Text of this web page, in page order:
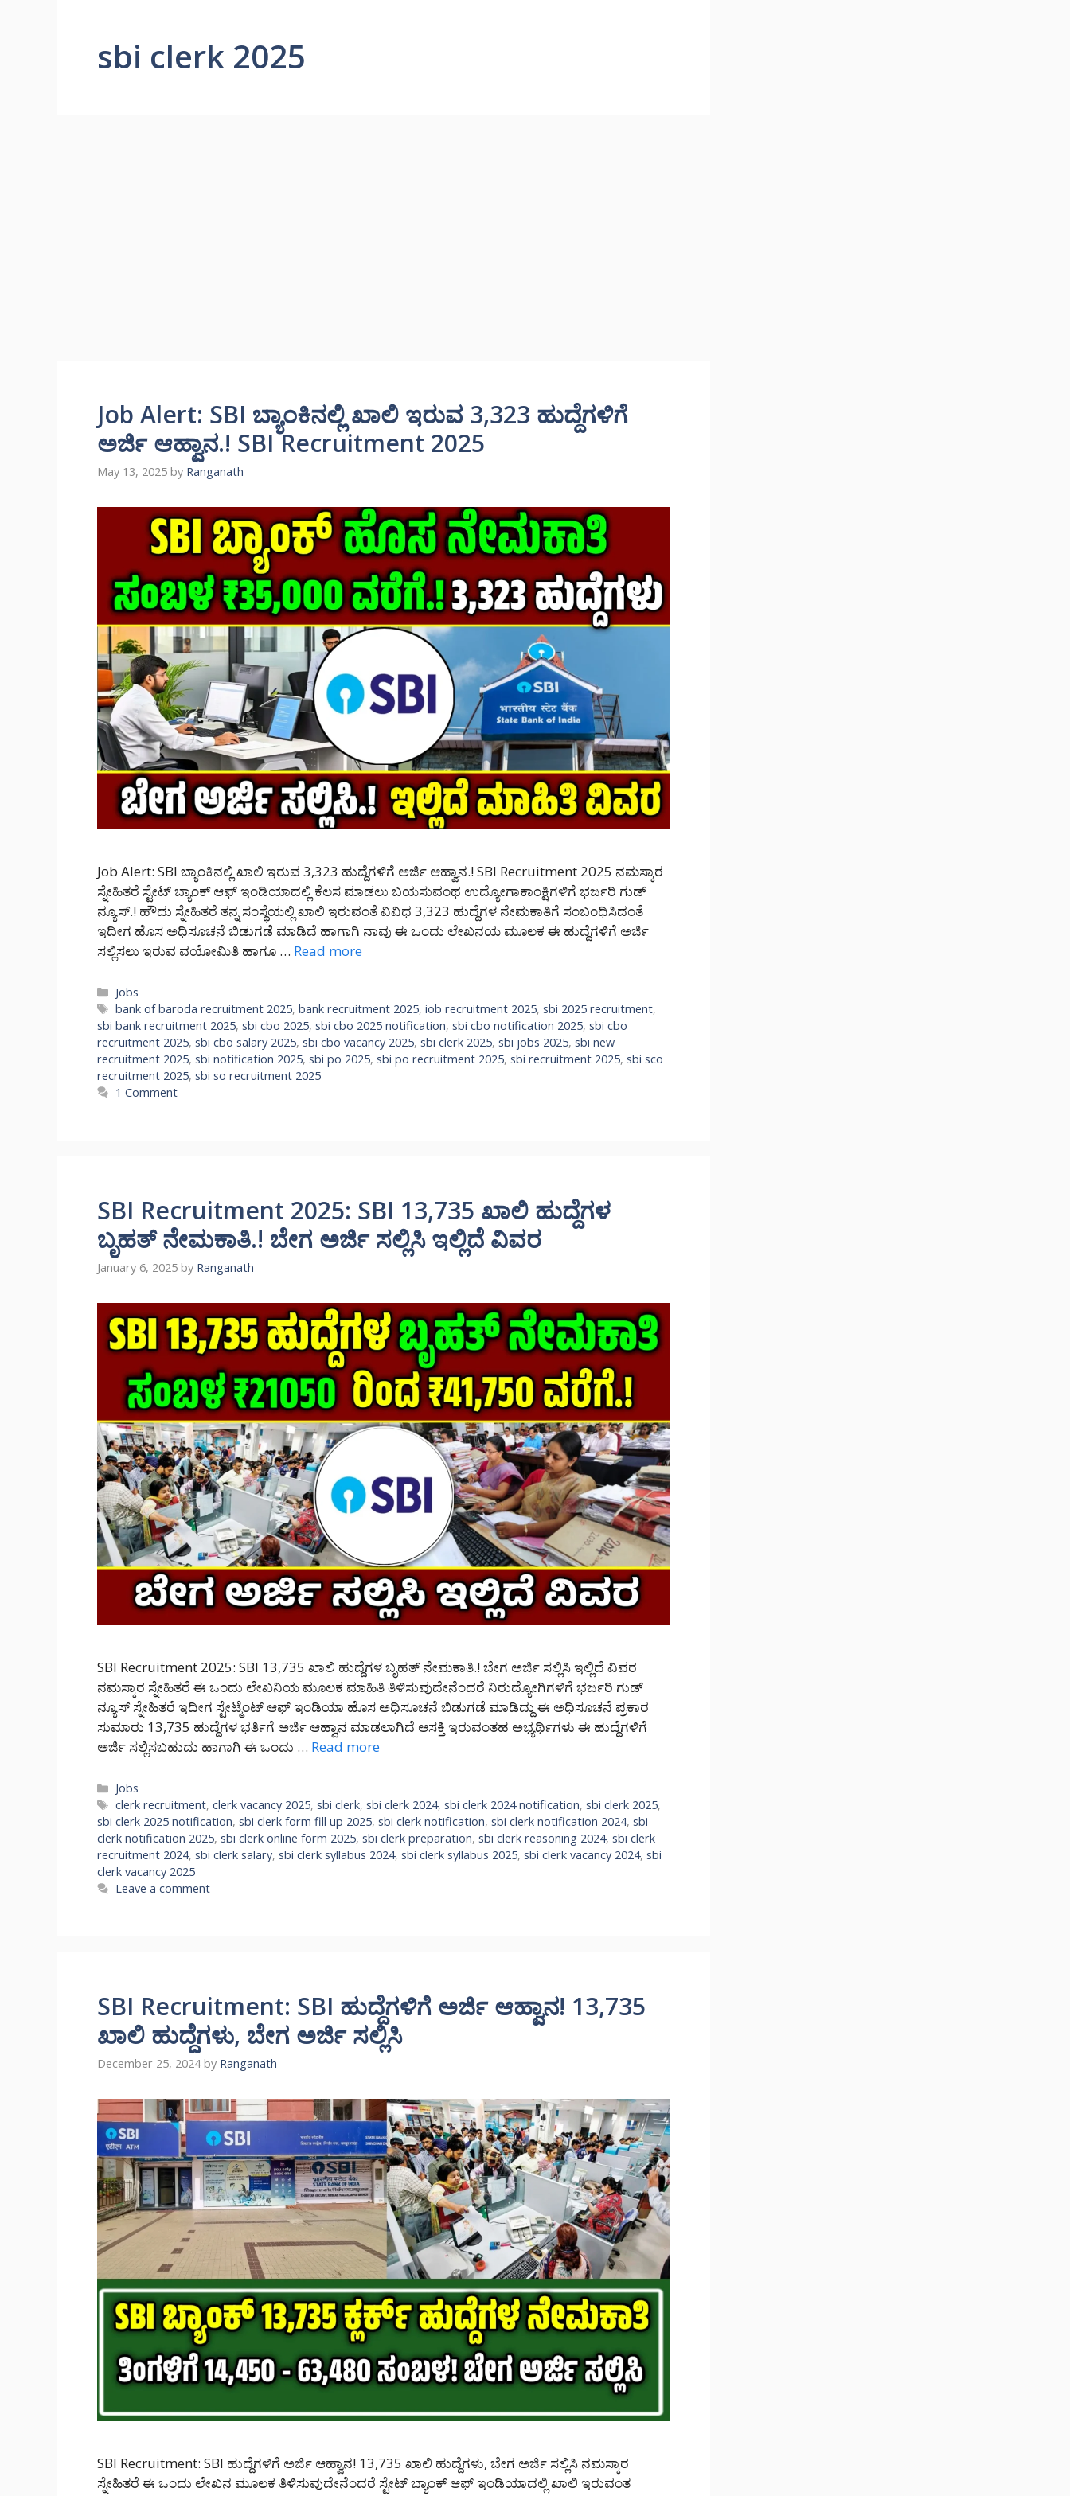
sbi clerk 2025
Job Alert: SBI ಬ್ಯಾಂಕಿನಲ್ಲಿ ಖಾಲಿ ಇರುವ 3,323 ಹುದ್ದೆಗಳಿಗೆ
ಅರ್ಜಿ ಆಹ್ವಾನ.! SBI Recruitment 2025
May 13, 2025 by Ranganath
Job Alert: SBI ಬ್ಯಾಂಕಿನಲ್ಲಿ ಖಾಲಿ ಇರುವ 3,323 ಹುದ್ದೆಗಳಿಗೆ ಅರ್ಜಿ ಆಹ್ವಾನ.! SBI Recruitment 2025 ನಮಸ್ಕಾರ
ಸ್ನೇಹಿತರೆ ಸ್ಟೇಟ್ ಬ್ಯಾಂಕ್ ಆಫ್ ಇಂಡಿಯಾದಲ್ಲಿ ಕೆಲಸ ಮಾಡಲು ಬಯಸುವಂಥ ಉದ್ಯೋಗಾಕಾಂಕ್ಷಿಗಳಿಗೆ ಭರ್ಜರಿ ಗುಡ್
ನ್ಯೂಸ್.! ಹೌದು ಸ್ನೇಹಿತರೆ ತನ್ನ ಸಂಸ್ಥೆಯಲ್ಲಿ ಖಾಲಿ ಇರುವಂತೆ ವಿವಿಧ 3,323 ಹುದ್ದೆಗಳ ನೇಮಕಾತಿಗೆ ಸಂಬಂಧಿಸಿದಂತೆ
ಇದೀಗ ಹೊಸ ಅಧಿಸೂಚನೆ ಬಿಡುಗಡೆ ಮಾಡಿದೆ ಹಾಗಾಗಿ ನಾವು ಈ ಒಂದು ಲೇಖನಯ ಮೂಲಕ ಈ ಹುದ್ದೆಗಳಿಗೆ ಅರ್ಜಿ
ಸಲ್ಲಿಸಲು ಇರುವ ವಯೋಮಿತಿ ಹಾಗೂ … Read more
Categories
Jobs
Tags
bank of baroda recruitment 2025,bank recruitment 2025,iob recruitment 2025,sbi 2025 recruitment,
sbi bank recruitment 2025, sbi cbo 2025, sbi cbo 2025 notification, sbi cbo notification 2025, sbi cbo
recruitment 2025, sbi cbo salary 2025, sbi cbo vacancy 2025, sbi clerk 2025, sbi jobs 2025, sbi new
recruitment 2025, sbi notification 2025, sbi po 2025, sbi po recruitment 2025, sbi recruitment 2025, sbi sco
recruitment 2025, sbi so recruitment 2025
1 Comment
SBI Recruitment 2025: SBI 13,735 ಖಾಲಿ ಹುದ್ದೆಗಳ
ಬೃಹತ್ ನೇಮಕಾತಿ.! ಬೇಗ ಅರ್ಜಿ ಸಲ್ಲಿಸಿ ಇಲ್ಲಿದೆ ವಿವರ
January 6, 2025 by Ranganath
SBI Recruitment 2025: SBI 13,735 ಖಾಲಿ ಹುದ್ದೆಗಳ ಬೃಹತ್ ನೇಮಕಾತಿ.! ಬೇಗ ಅರ್ಜಿ ಸಲ್ಲಿಸಿ ಇಲ್ಲಿದೆ ವಿವರ
ನಮಸ್ಕಾರ ಸ್ನೇಹಿತರೆ ಈ ಒಂದು ಲೇಖನಿಯ ಮೂಲಕ ಮಾಹಿತಿ ತಿಳಿಸುವುದೇನೆಂದರೆ ನಿರುದ್ಯೋಗಿಗಳಿಗೆ ಭರ್ಜರಿ ಗುಡ್
ನ್ಯೂಸ್ ಸ್ನೇಹಿತರೆ ಇದೀಗ ಸ್ಟೇಟ್ಮೆಂಟ್ ಆಫ್ ಇಂಡಿಯಾ ಹೊಸ ಅಧಿಸೂಚನೆ ಬಿಡುಗಡೆ ಮಾಡಿದ್ದು ಈ ಅಧಿಸೂಚನೆ ಪ್ರಕಾರ
ಸುಮಾರು 13,735 ಹುದ್ದೆಗಳ ಭರ್ತಿಗೆ ಅರ್ಜಿ ಆಹ್ವಾನ ಮಾಡಲಾಗಿದೆ ಆಸಕ್ತಿ ಇರುವಂತಹ ಅಭ್ಯರ್ಥಿಗಳು ಈ ಹುದ್ದೆಗಳಿಗೆ
ಅರ್ಜಿ ಸಲ್ಲಿಸಬಹುದು ಹಾಗಾಗಿ ಈ ಒಂದು … Read more
Categories
Jobs
Tags
clerk recruitment,clerk vacancy 2025,sbi clerk,sbi clerk 2024,sbi clerk 2024 notification,sbi clerk 2025,
sbi clerk 2025 notification, sbi clerk form fill up 2025, sbi clerk notification, sbi clerk notification 2024, sbi
clerk notification 2025, sbi clerk online form 2025, sbi clerk preparation, sbi clerk reasoning 2024, sbi clerk
recruitment 2024, sbi clerk salary, sbi clerk syllabus 2024, sbi clerk syllabus 2025, sbi clerk vacancy 2024, sbi
clerk vacancy 2025
Leave a comment
SBI Recruitment: SBI ಹುದ್ದೆಗಳಿಗೆ ಅರ್ಜಿ ಆಹ್ವಾನ! 13,735
ಖಾಲಿ ಹುದ್ದೆಗಳು, ಬೇಗ ಅರ್ಜಿ ಸಲ್ಲಿಸಿ
December 25, 2024 by Ranganath
SBI Recruitment: SBI ಹುದ್ದೆಗಳಿಗೆ ಅರ್ಜಿ ಆಹ್ವಾನ! 13,735 ಖಾಲಿ ಹುದ್ದೆಗಳು, ಬೇಗ ಅರ್ಜಿ ಸಲ್ಲಿಸಿ ನಮಸ್ಕಾರ
ಸ್ನೇಹಿತರೆ ಈ ಒಂದು ಲೇಖನ ಮೂಲಕ ತಿಳಿಸುವುದೇನೆಂದರೆ ಸ್ಟೇಟ್ ಬ್ಯಾಂಕ್ ಆಫ್ ಇಂಡಿಯಾದಲ್ಲಿ ಖಾಲಿ ಇರುವಂತ